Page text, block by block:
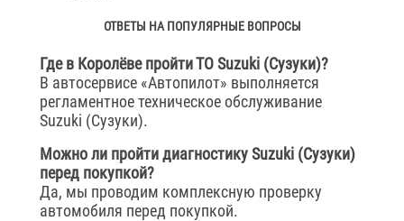
ОТВЕТЫ НА ПОПУЛЯРНЫЕ ВОПРОСЫ
Где в Королёве пройти ТО Suzuki (Сузуки)?
В автосервисе «Автопилот» выполняется
регламентное техническое обслуживание
Suzuki (Сузуки).
Можно ли пройти диагностику Suzuki (Сузуки)
перед покупкой?
Да, мы проводим комплексную проверку
автомобиля перед покупкой.